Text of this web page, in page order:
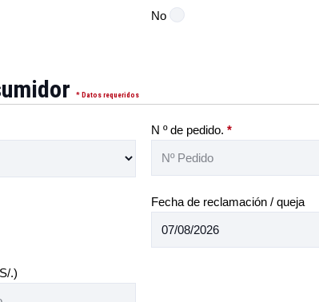
No
* Datos requeridos
N º de pedido.*
Fecha de reclamación / queja
.)